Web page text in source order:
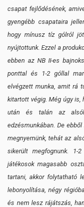
csapat fejlődésének,
gyengébb csapataira
hogy mínusz tíz gólról
nyújtottunk. Ezzel a
ebben az NB II-es
ponttal és 1-2 góllal
elvégzett munka, amit rá
kitartott végig. Még úgy is,
után és talán az
edzésmunkában. De
megnyernünk, tehát az
sikerült megfognunk. 1-
játékosok magasabb
tartani, akkor folytatható
lebonyolítása, négy
és nem lesz rájátszás,